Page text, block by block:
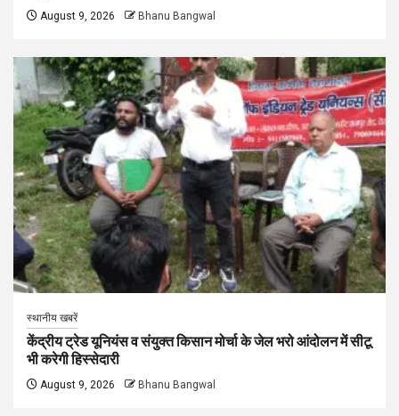
August 9, 2026 Bhanu Bangwal
स्थानीय खबरें
केंद्रीय ट्रेड यूनियंस व संयुक्त किसान मोर्चा के जेल भरो आंदोलन में सीटू
भी करेगी हिस्सेदारी
August 9, 2026 Bhanu Bangwal